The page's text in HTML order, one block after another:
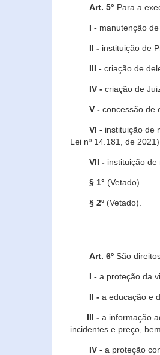
Art. 5° Para a
I - manutenção
II - instituição de
III - criação de
IV - criação de
V - concessão de
VI - instituição de
Lei nº 14.181, de 2021)
VII - instituição
§ 1° (Vetado).
§ 2º (Vetado).
Art. 6º São
I - a proteção da
II - a educação e
III - a informação
incidentes e preço,
IV - a proteção